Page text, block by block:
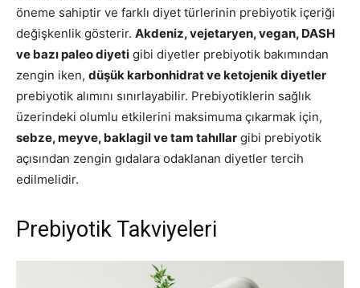
öneme sahiptir ve farklı diyet türlerinin prebiyotik içeriği
değişkenlik gösterir. Akdeniz, vejetaryen, vegan, DASH
ve bazı paleo diyeti gibi diyetler prebiyotik bakımından
zengin iken, düşük karbonhidrat ve ketojenik diyetler
prebiyotik alımını sınırlayabilir. Prebiyotiklerin sağlık
üzerindeki olumlu etkilerini maksimuma çıkarmak için,
sebze, meyve, baklagil ve tam tahıllar gibi prebiyotik
açısından zengin gıdalara odaklanan diyetler tercih
edilmelidir.
Prebiyotik Takviyeleri